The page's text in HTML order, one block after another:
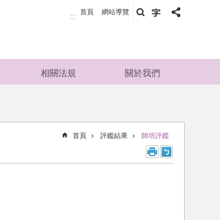
:::
首頁 網站導覽
相關法規 關於我們
首頁 評鑑結果 師培評鑑